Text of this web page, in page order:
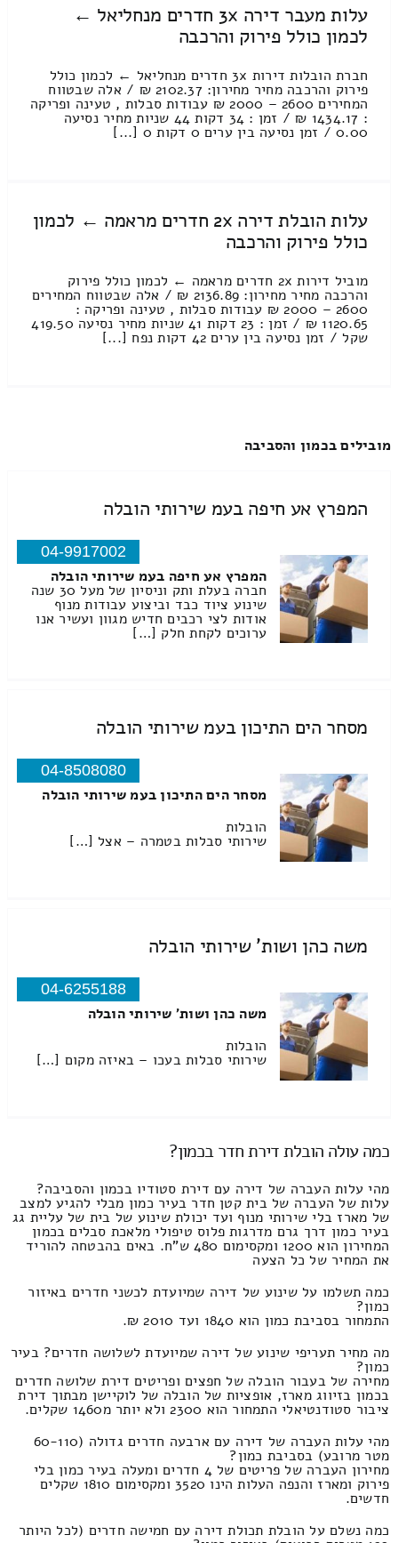
עלות מעבר דירה 3x חדרים מנחליאל ←
לכמון כולל פירוק והרכבה
חברת הובלות דירות 3x חדרים מנחליאל ← לכמון כולל
פירוק והרכבה מחיר מחירון: 2102.37 ₪ / אלה שבטווח
המחירים 2600 – 2000 ₪ עבודות סבלות , טעינה ופריקה
: 1434.17 ₪ / זמן : 34 דקות 44 שניות מחיר נסיעה
0.00 / זמן נסיעה בין ערים 0 דקות 0 [...]
עלות הובלת דירה 2x חדרים מראמה ← לכמון
כולל פירוק והרכבה
מוביל דירות 2x חדרים מראמה ← לכמון כולל פירוק
והרכבה מחיר מחירון: 2136.89 ₪ / אלה שבטווח המחירים
2600 – 2000 ₪ עבודות סבלות , טעינה ופריקה :
1120.65 ₪ / זמן : 23 דקות 41 שניות מחיר נסיעה 419.50
שקל / זמן נסיעה בין ערים 42 דקות נפח [...]
מובילים בכמון והסביבה
המפרץ אע חיפה בעמ שירותי הובלה
04-9917002
המפרץ אע חיפה בעמ שירותי הובלה
חברה בעלת ותק וניסיון של מעל 30 שנה
שינוע ציוד כבד וביצוע עבודות מנוף
אודות לצי רכבים חדיש מגוון ועשיר אנו
ערוכים לקחת חלק […]
מסחר הים התיכון בעמ שירותי הובלה
04-8508080
מסחר הים התיכון בעמ שירותי הובלה
הובלות
שירותי סבלות בטמרה – אצל […]
משה כהן ושות' שירותי הובלה
04-6255188
משה כהן ושות' שירותי הובלה
הובלות
שירותי סבלות בעכו – באיזה מקום […]
כמה עולה הובלת דירת חדר בכמון?
מהי עלות העברה של דירה עם דירת סטודיו בכמון והסביבה?
עלות של העברה של בית קטן חדר בעיר כמון מבלי להגיע למצב
של מארז בלי שירותי מנוף ועד יכולת שינוע של בית של עליית גג
בעיר כמון דרך גרם מדרגות פלוס טיפולי מלאכת סבלים בכמון
המחירון הוא 1200 ומקסימום 480 ש"ח. באים בהבטחה להוריד
את המחיר של כל הצעה
כמה תשלמו על שינוע של דירה שמיועדת לכשני חדרים באיזור
כמון?
התמחור בסביבת כמון הוא 1840 ועד 2010 ₪.
מה מחיר תעריפי שינוע של דירה שמיועדת לשלושה חדרים? בעיר
כמון?
מחירה של בעבור הובלה של חפצים ופריטים דירת שלושה חדרים
בכמון בזיווג מארז, אופציות של הובלה של לוקיישן מבתוך דירת
ציבור סטודנטיאלי התמחור הוא 2300 ולא יותר מ1460 שקלים.
מהי עלות העברה של דירה עם ארבעה חדרים גדולה (60-110
מטר מרובע) בסביבת כמון?
מחירון העברה של פריטים של 4 חדרים ומעלה בעיר כמון בלי
פירוק ומארז והנפה העלות הינו 3520 ומקסימום 1810 שקלים
חדשים.
כמה נשלם על הובלת תכולת דירה עם חמישה חדרים (לכל היותר